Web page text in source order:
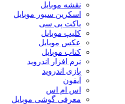
نقشه موبایل
اسکرین سیور موبایل
پاکت پی سی
کلیپ موبایل
عکس موبایل
کتاب موبایل
نرم افزار اندروید
بازی اندروید
آیفون
اس ام اس
معرفی گوشی موبایل